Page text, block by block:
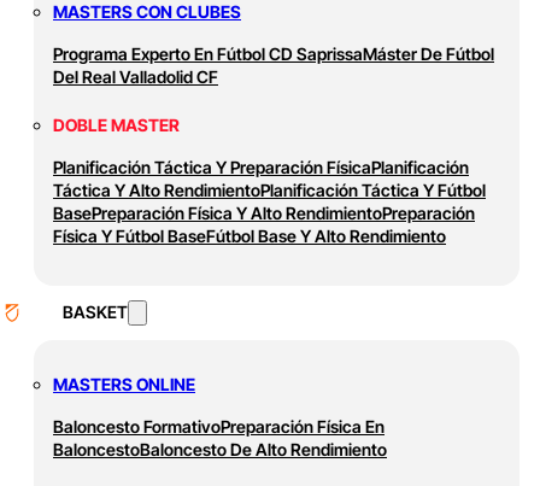
MASTERS CON CLUBES
Programa Experto En Fútbol CD SaprissaMáster De Fútbol
Del Real Valladolid CF
DOBLE MASTER
Planificación Táctica Y Preparación FísicaPlanificación
Táctica Y Alto RendimientoPlanificación Táctica Y Fútbol
BasePreparación Física Y Alto RendimientoPreparación
Física Y Fútbol BaseFútbol Base Y Alto Rendimiento
BASKET
MASTERS ONLINE
Baloncesto FormativoPreparación Física En
BaloncestoBaloncesto De Alto Rendimiento